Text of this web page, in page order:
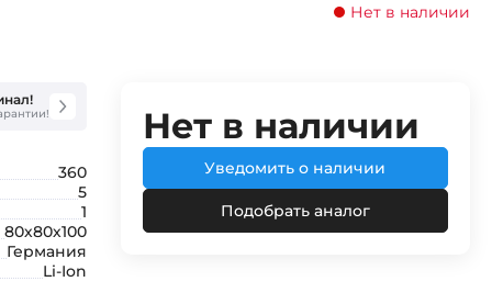
Нет в наличии
360
5
1
80х80х100
Германия
Li-Ion
Нет в наличии
Уведомить о наличии
Подобрать аналог